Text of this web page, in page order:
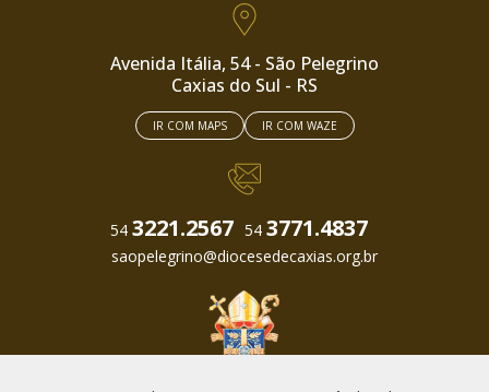
Avenida Itália, 54 - São Pelegrino
Caxias do Sul - RS
IR COM MAPS IR COM WAZE
54 3221.2567 54 3771.4837
saopelegrino@diocesedecaxias.org.br